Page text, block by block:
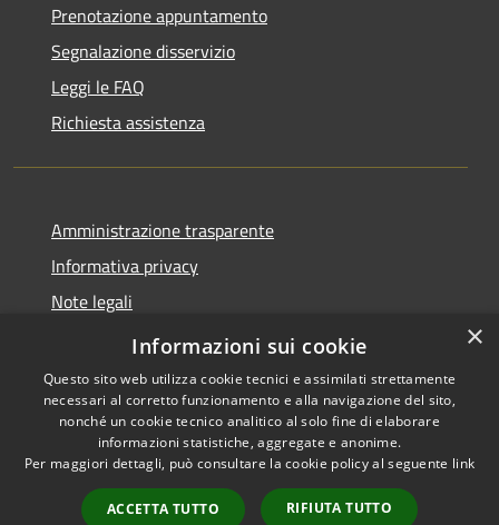
Prenotazione appuntamento
Segnalazione disservizio
Leggi le FAQ
Richiesta assistenza
Amministrazione trasparente
Informativa privacy
Note legali
Dichiarazione di accessibilità 2025
Accessibilità
Copyright © 2026 • Comune di
Osio Sotto • Powered by
Municipium•
Accesso
×
Informazioni sui cookie
Questo sito web utilizza cookie tecnici e assimilati strettamente
necessari al corretto funzionamento e alla navigazione del sito,
nonché un cookie tecnico analitico al solo fine di elaborare
informazioni statistiche, aggregate e anonime.
Per maggiori dettagli, può consultare la cookie policy al seguente link
ACCETTA TUTTO RIFIUTA TUTTO